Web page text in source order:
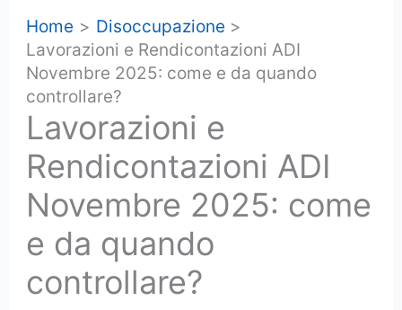
Home
Disoccupazione
Lavorazioni e Rendicontazioni ADI
Novembre 2025: come e da quando
controllare?
Lavorazioni e
Rendicontazioni ADI
Novembre 2025: come
e da quando
controllare?